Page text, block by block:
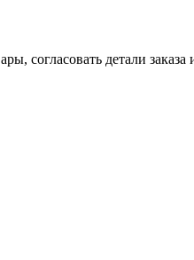
детали заказа